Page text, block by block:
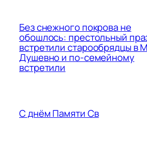
Без снежного покрова не
обошлось: престольный
встретили старообрядцы в
Душевно и по-семейному
встретили
С днём Памяти Св